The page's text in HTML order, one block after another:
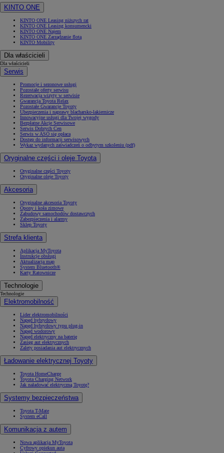
KINTO ONE
KINTO ONE Leasing niższych rat
KINTO ONE Leasing konsumencki
KINTO ONE Najem
KINTO ONE Zarządzanie flotą
KINTO Mobility
Dla właścicieli
Dla właścicieli
Serwis
Promocje i sezonowe usługi
Pozostałe oferty serwisu
Rezerwacja wizyty w serwisie
Gwarancja Toyota Relax
Pozostałe Gwarancje Toyoty
Ubezpieczenia i naprawy blacharsko-lakiernicze
Innowacyjne usługi dla Twojej wygody
Bezpłatne Akcje Serwisowe
Serwis Dobrych Cen
Serwis w ASO się opłaca
Dostęp do informacji serwisowych
Wykaz wydanych zaświadczeń o odbytym szkoleniu (pdf)
Oryginalne części i oleje Toyota
Oryginalne części Toyoty
Oryginalne oleje Toyoty
Akcesoria
Oryginalne akcesoria Toyoty
Opony i koła zimowe
Zabudowy samochodów dostawczych
Zabezpieczenia i alarmy
Sklep Toyoty
Strefa klienta
Aplikacja MyToyota
Instrukcje obsługi
Aktualizacja map
System Bluetooth®
Karty Ratownicze
Technologie
Technologie
Elektromobilność
Lider elektromobilności
Napęd hybrydowy
Napęd hybrydowy typu plug-in
Napęd wodorowy
Napęd elektryczny na baterię
Zasięg aut elektrycznych
Zalety posiadania aut elektrycznych
Ładowanie elektrycznej Toyoty
Toyota HomeCharge
Toyota Charging Network
Jak naładować elektryczną Toyotę?
Systemy bezpieczeństwa
Toyota T-Mate
System eCall
Komunikacja z autem
Nowa aplikacja MyToyota
Cyfrowy opiekun auta